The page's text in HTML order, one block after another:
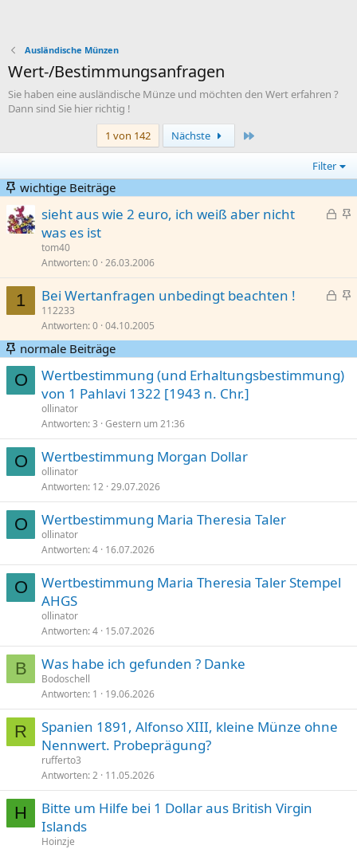
Ausländische Münzen
Wert-/Bestimmungsanfragen
Sie haben eine ausländische Münze und möchten den Wert erfahren ?
Dann sind Sie hier richtig !
1 von 142
Nächste
Filter
wichtige Beiträge
G
e
r
A
p
i
sieht aus wie 2 euro, ich weiß aber nicht
was es ist
tom40
Antworten 0 26.03.2006
1
G
p
e
r
A
e
p
Bei Wertanfragen unbedingt beachten !
112233
Antworten 0 04.10.2005
normale Beiträge
O
Wertbestimmung (und Erhaltungsbestimmung)
von 1 Pahlavi 1322 [1943 n. Chr.]
ollinator
Antworten 3 Gestern um 21:36
O Wertbestimmung Morgan Dollar
ollinator
Antworten 12 29.07.2026
O Wertbestimmung Maria Theresia Taler
ollinator
Antworten 4 16.07.2026
O
Wertbestimmung Maria Theresia Taler Stempel
AHGS
ollinator
Antworten 4 15.07.2026
B Was habe ich gefunden ? Danke
Bodoschell
Antworten 1 19.06.2026
R
Spanien 1891, Alfonso XIII, kleine Münze ohne
Nennwert. Probeprägung?
rufferto3
Antworten 2 11.05.2026
H
Bitte um Hilfe bei 1 Dollar aus British Virgin
Islands
Hoinzje